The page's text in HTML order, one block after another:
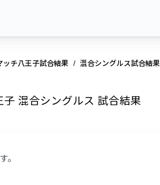
チ八王子試合結果 混合シングルス試合結果
混合シングルス 試合結果
。